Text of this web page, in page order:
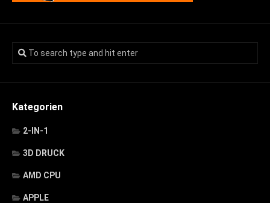
Kategorien
2-IN-1
3D DRUCK
AMD CPU
APPLE